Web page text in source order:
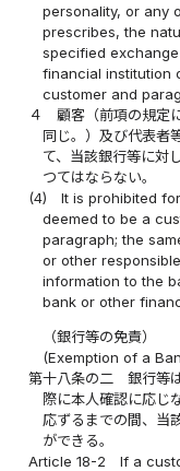
personality, or any
prescribes, the
specified
financial institution
customer and
４
顧客（前項の規定
同じ。）及び代表者
て、当該銀行等に対
つてはならない。
(4)
It is prohibited
deemed to be a
paragraph; the
or other
information to the
bank or other
（銀行等の免責）
(Exemption of a
第十八条の二
銀行等
際に本人確認に応じ
応ずるまでの間、当
ができる。
Article 18-2
If a